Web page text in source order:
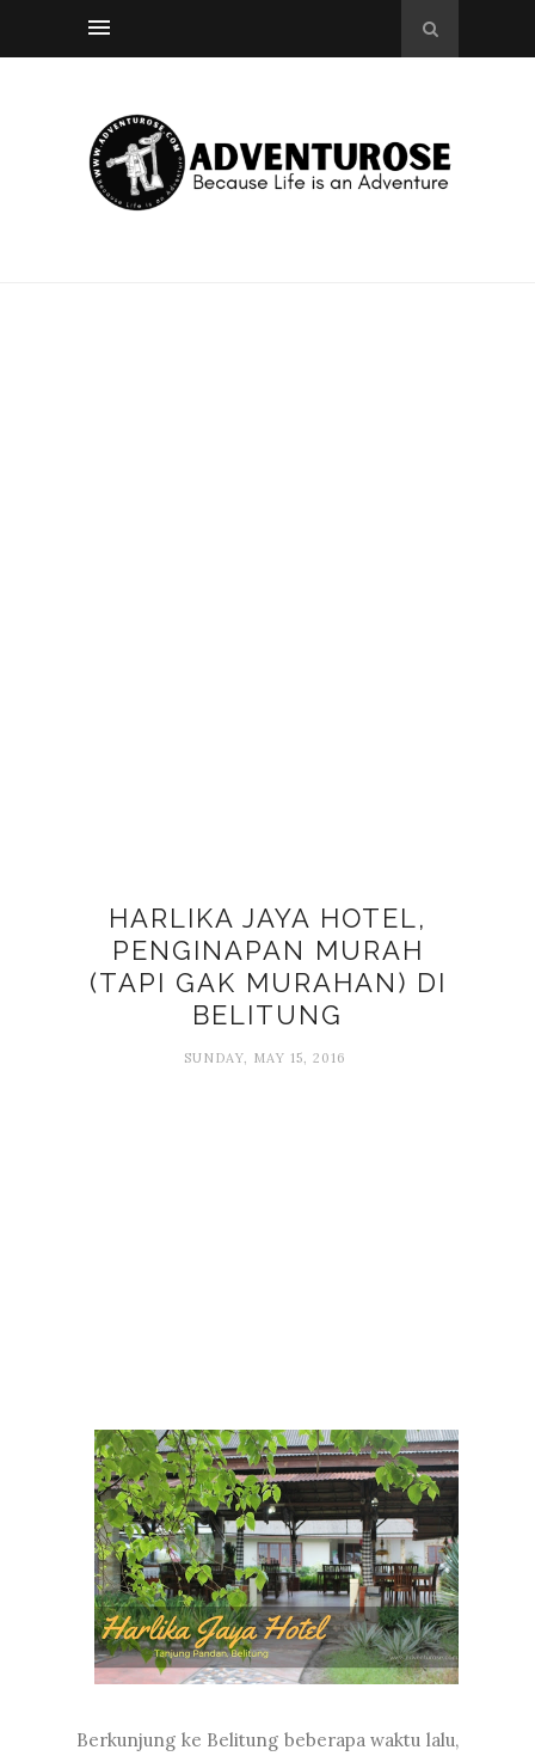
HARLIKA JAYA HOTEL,
PENGINAPAN MURAH
(TAPI GAK MURAHAN) DI
BELITUNG
SUNDAY, MAY 15, 2016
Berkunjung ke Belitung beberapa waktu lalu,